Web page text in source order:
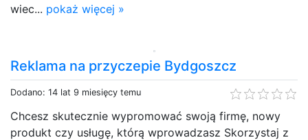
wiec... pokaż więcej »
Reklama na przyczepie Bydgoszcz
Dodano: 14 lat 9 miesięcy temu
Chcesz skutecznie wypromować swoją firmę, nowy
produkt czy usługę, którą wprowadzasz Skorzystaj z